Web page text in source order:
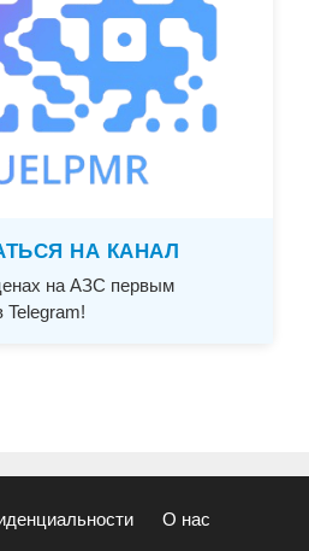
НА КАНАЛ
на АЗС первым
Telegram!
О нас